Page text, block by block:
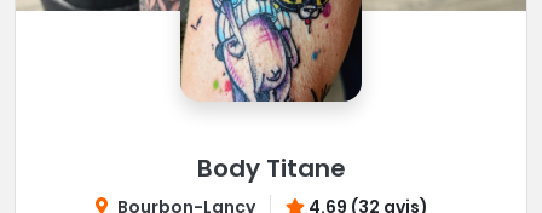
Body Titane
Bourbon-Lancy 4.69 (32 avis)